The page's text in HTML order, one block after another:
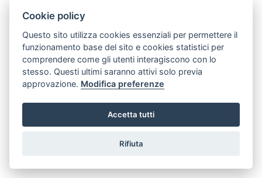
Cookie policy
Questo sito utilizza cookies essenziali per permettere il
funzionamento base del sito e cookies statistici per
comprendere come gli utenti interagiscono con lo
stesso. Questi ultimi saranno attivi solo previa
approvazione. Modifica preferenze
Accetta tutti
Rifiuta